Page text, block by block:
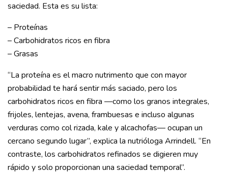
saciedad. Esta es su lista:
– Proteínas
– Carbohidratos ricos en fibra
– Grasas
“La proteína es el macro nutrimento que con mayor
probabilidad te hará sentir más saciado, pero los
carbohidratos ricos en fibra —como los granos integrales,
frijoles, lentejas, avena, frambuesas e incluso algunas
verduras como col rizada, kale y alcachofas— ocupan un
cercano segundo lugar”, explica la nutrióloga Arrindell. “En
contraste, los carbohidratos refinados se digieren muy
rápido y solo proporcionan una saciedad temporal”.